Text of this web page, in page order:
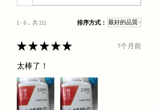
1 - 6，共 111 排序方式：
★★★★★ 7个月前
太棒了！